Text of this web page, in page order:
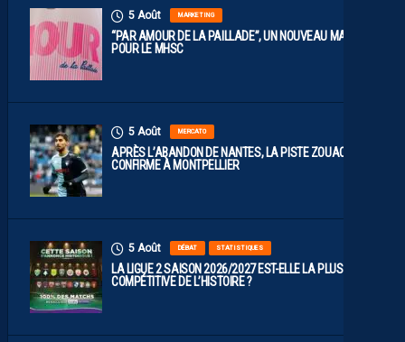
5 Août MARKETING
“PAR AMOUR DE LA PAILLADE”, UN NOUVEAU MAILLOT
POUR LE MHSC
5 Août MERCATO
APRÈS L’ABANDON DE NANTES, LA PISTE ZOUAOUI SE
CONFIRME À MONTPELLIER
5 Août DÉBAT STATISTIQUES
LA LIGUE 2 SAISON 2026/2027 EST-ELLE LA PLUS
COMPÉTITIVE DE L’HISTOIRE ?